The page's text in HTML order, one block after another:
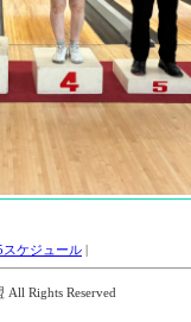
スケジュール |
All Rights Reserved